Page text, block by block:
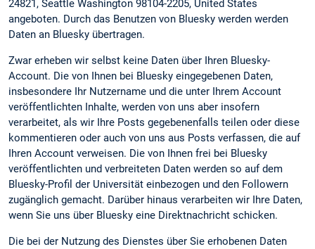
24821, Seattle Washington 98104-2205, United States
angeboten. Durch das Benutzen von Bluesky werden werden
Daten an Bluesky übertragen.
Zwar erheben wir selbst keine Daten über Ihren Bluesky-
Account. Die von Ihnen bei Bluesky eingegebenen Daten,
insbesondere Ihr Nutzername und die unter Ihrem Account
veröffentlichten Inhalte, werden von uns aber insofern
verarbeitet, als wir Ihre Posts gegebenenfalls teilen oder diese
kommentieren oder auch von uns aus Posts verfassen, die auf
Ihren Account verweisen. Die von Ihnen frei bei Bluesky
veröffentlichten und verbreiteten Daten werden so auf dem
Bluesky-Profil der Universität einbezogen und den Followern
zugänglich gemacht. Darüber hinaus verarbeiten wir Ihre Daten,
wenn Sie uns über Bluesky eine Direktnachricht schicken.
Die bei der Nutzung des Dienstes über Sie erhobenen Daten